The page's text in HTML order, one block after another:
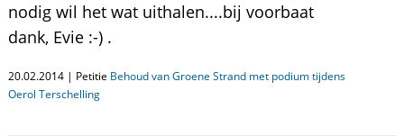
nodig wil het wat uithalen....bij voorbaat
dank, Evie :-) .
20.02.2014 | Petitie Behoud van Groene Strand met podium tijdens
Oerol Terschelling